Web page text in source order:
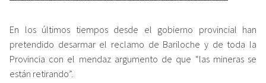
En los últimos tiempos desde el gobierno provincial han
pretendido desarmar el reclamo de Bariloche y de toda la
Provincia con el mendaz argumento de que “las mineras se
están retirando”.